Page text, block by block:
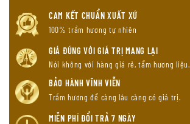
CAM KẾT CHUẨN XUẤT XỨ
100% trầm hương tự nhiên
GIÁ ĐÚNG VỚI GIÁ TRỊ MANG LẠI
Nói không với hàng giá rẻ, tẩm hương liệu.
BẢO HÀNH VĨNH VIỄN
Trầm hương để càng lâu càng có giá trị.
MIỄN PHÍ ĐỔI TRẢ 7 NGÀY